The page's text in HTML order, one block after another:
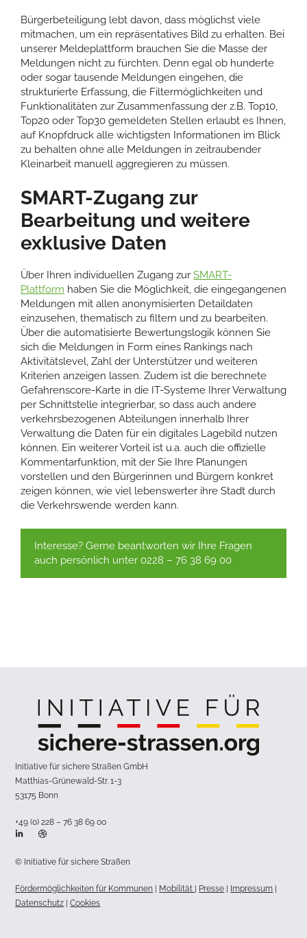
Bürgerbeteiligung lebt davon, dass möglichst viele
mitmachen, um ein repräsentatives Bild zu erhalten. Bei
unserer Meldeplattform brauchen Sie die Masse der
Meldungen nicht zu fürchten. Denn egal ob hunderte
oder sogar tausende Meldungen eingehen, die
strukturierte Erfassung, die Filtermöglichkeiten und
Funktionalitäten zur Zusammenfassung der z.B. Top10,
Top20 oder Top30 gemeldeten Stellen erlaubt es Ihnen,
auf Knopfdruck alle wichtigsten Informationen im Blick
zu behalten ohne alle Meldungen in zeitraubender
Kleinarbeit manuell aggregieren zu müssen.
SMART-Zugang zur
Bearbeitung und weitere
exklusive Daten
Über Ihren individuellen Zugang zur SMART-
Plattform haben Sie die Möglichkeit, die eingegangenen
Meldungen mit allen anonymisierten Detaildaten
einzusehen, thematisch zu filtern und zu bearbeiten.
Über die automatisierte Bewertungslogik können Sie
sich die Meldungen in Form eines Rankings nach
Aktivitätslevel, Zahl der Unterstützer und weiteren
Kriterien anzeigen lassen. Zudem ist die berechnete
Gefahrenscore-Karte in die IT-Systeme Ihrer Verwaltung
per Schnittstelle integrierbar, so dass auch andere
verkehrsbezogenen Abteilungen innerhalb Ihrer
Verwaltung die Daten für ein digitales Lagebild nutzen
können. Ein weiterer Vorteil ist u.a. auch die offizielle
Kommentarfunktion, mit der Sie Ihre Planungen
vorstellen und den Bürgerinnen und Bürgern konkret
zeigen können, wie viel lebenswerter ihre Stadt durch
die Verkehrswende werden kann.
Interesse? Gerne beantworten wir Ihre Fragen
auch persönlich unter 0228 – 76 38 69 00
Initiative für sichere Straßen GmbH
Matthias-Grünewald-Str. 1-3
53175 Bonn
+49 (0) 228 – 76 38 69 00
© Initiative für sichere Straßen
Fördermöglichkeiten für Kommunen Mobilität Presse Impressum
Datenschutz |Cookies